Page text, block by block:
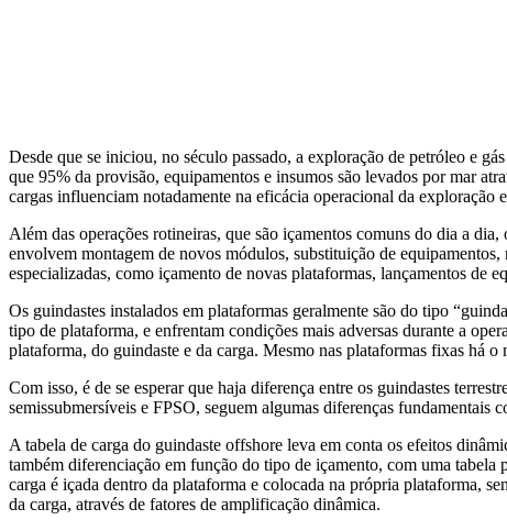
Desde que se iniciou, no século passado, a exploração de petróleo e
que 95% da provisão, equipamentos e insumos são levados por mar
cargas influenciam notadamente na eficácia operacional da exploração
Além das operações rotineiras, que são içamentos comuns do dia a
envolvem montagem de novos módulos, substituição de
especializadas, como içamento de novas plataformas, lançamentos de
Os guindastes instalados em plataformas geralmente são do tipo
tipo de plataforma, e enfrentam condições mais adversas durante a
plataforma, do guindaste e da carga. Mesmo nas plataformas fixas há
Com isso, é de se esperar que haja diferença entre os guindastes
semissubmersíveis e FPSO, seguem algumas diferenças fundamentais
A tabela de carga do guindaste offshore leva em conta os efeitos
também diferenciação em função do tipo de içamento, com uma
carga é içada dentro da plataforma e colocada na própria plataforma,
da carga, através de fatores de amplificação dinâmica.